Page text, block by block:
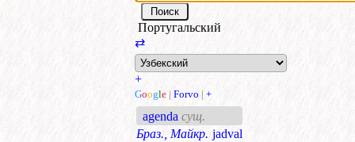
Португальский
⇄
+
Google | Forvo | +
agenda сущ.
Браз., Майкр. jadval